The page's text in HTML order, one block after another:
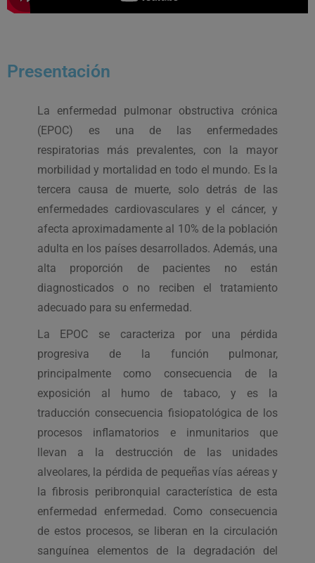
Presentación
La enfermedad pulmonar obstructiva crónica
(EPOC) es una de las enfermedades
respiratorias más prevalentes, con la mayor
morbilidad y mortalidad en todo el mundo. Es la
tercera causa de muerte, solo detrás de las
enfermedades cardiovasculares y el cáncer, y
afecta aproximadamente al 10% de la población
adulta en los países desarrollados. Además, una
alta proporción de pacientes no están
diagnosticados o no reciben el tratamiento
adecuado para su enfermedad.
La EPOC se caracteriza por una pérdida
progresiva de la función pulmonar,
principalmente como consecuencia de la
exposición al humo de tabaco, y es la
traducción consecuencia fisiopatológica de los
procesos inflamatorios e inmunitarios que
llevan a la destrucción de las unidades
alveolares, la pérdida de pequeñas vías aéreas y
la fibrosis peribronquial característica de esta
enfermedad enfermedad. Como consecuencia
de estos procesos, se liberan en la circulación
sanguínea elementos de la degradación del